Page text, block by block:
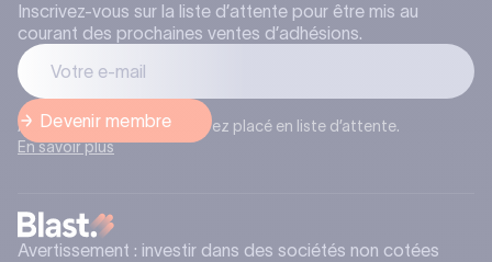
Inscrivez-vous sur la liste d’attente pour être mis au
courant des prochaines ventes d’adhésions.
Après l’inscription, vous serez placé en liste d’attente.
En savoir plus
Avertissement : investir dans des sociétés non cotées